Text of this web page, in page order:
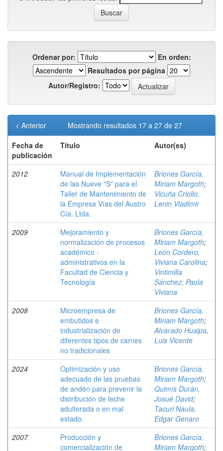
Ordenar por:
En orden:
Resultados por página
Autor/Registro:
Mostrando resultados 17 a 27 de 27
< Anterior
Fecha de
publicación
Título Autor(es)
2012
Manual de Implementación
de las Nueve "S" para el
Taller de Mantenimiento de
la Empresa Vías del Austro
Cía. Ltda.
Briones García,
Miriam Margoth;
Vicuña Criollo,
Lenin Vladimir
2009
Mejoramiento y
normalización de procesos
académico -
administrativos en la
Facultad de Ciencia y
Tecnología
Briones García,
Miriam Margoth;
León Cordero,
Viviana Carolina;
Vintimilla
Sánchez, Paola
Viviana
2008
Microempresa de
embutidos e
industrialización de
diferentes tipos de carnes
no tradicionales
Briones García,
Miriam Margoth;
Alvarado Hualpa,
Luis Vicente
2024
Optimización y uso
adecuado de las pruebas
de andén para prevenir la
distribución de leche
adulterada o en mal
estado.
Briones García,
Miriam Margoth;
Quimís Durán,
Josué David;
Tacuri Naula,
Edgar Genaro
2007
Producción y
comercialización de
Briones García,
Miriam Margoth;